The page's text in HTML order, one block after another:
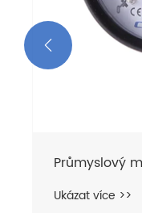
manometr
více >>
